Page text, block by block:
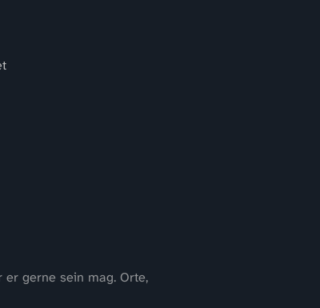
gerne sein mag. Orte,